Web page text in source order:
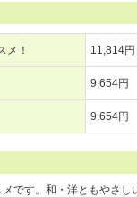
メ！ 11,814円
9,654円
9,654円
です。和・洋ともやさ